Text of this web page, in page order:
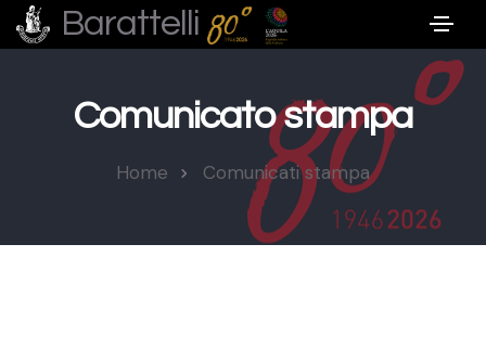
Barattelli
Comunicato stampa
Home Comunicati stampa